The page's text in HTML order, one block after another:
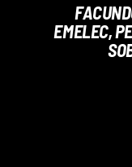
EMELEC,